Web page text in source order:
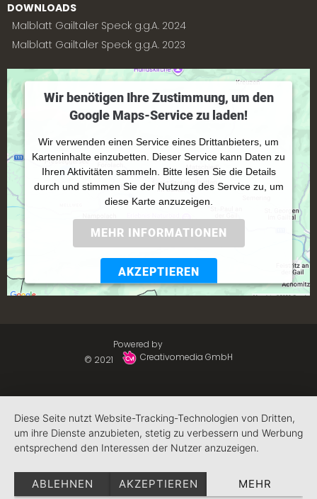
DOWNLOADS
Malblatt Gailtaler Speck g.g.A. 2024
Malblatt Gailtaler Speck g.g.A. 2023
Wir benötigen Ihre Zustimmung, um den
Google Maps-Service zu laden!
Wir verwenden einen Service eines Drittanbieters, um
Karteninhalte einzubetten. Dieser Service kann Daten zu
Ihren Aktivitäten sammeln. Bitte lesen Sie die Details
durch und stimmen Sie der Nutzung des Service zu, um
diese Karte anzuzeigen.
MEHR INFORMATIONEN
AKZEPTIEREN
© 2021
Powered by
Creativomedia GmbH
Diese Seite nutzt Website-Tracking-Technologien von Dritten,
um ihre Dienste anzubieten, stetig zu verbessern und Werbung
entsprechend den Interessen der Nutzer anzuzeigen.
ABLEHNEN AKZEPTIEREN MEHR